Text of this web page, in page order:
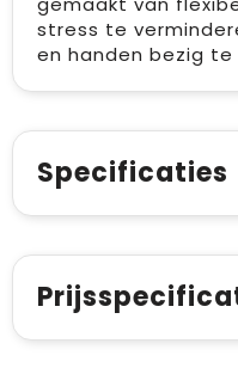
stress te
en handen bezig te
Specificaties